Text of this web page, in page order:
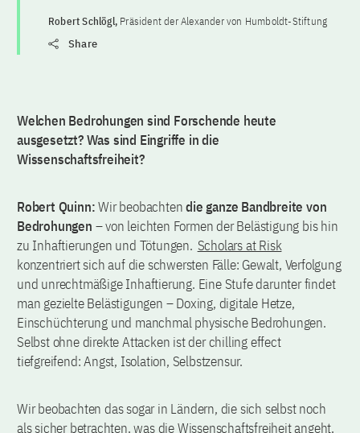
Robert Schlögl, Präsident der Alexander von Humboldt-Stiftung
Share
Welchen Bedrohungen sind Forschende heute
ausgesetzt? Was sind Eingriffe in die
Wissenschaftsfreiheit?
Robert Quinn:Wir beobachtendie ganze Bandbreite von
Bedrohungen – von leichten Formen der Belästigung bis hin
zu Inhaftierungen und Tötungen. Scholars at Risk
konzentriert sich auf die schwersten Fälle: Gewalt, Verfolgung
und unrechtmäßige Inhaftierung. Eine Stufe darunter findet
man gezielte Belästigungen – Doxing, digitale Hetze,
Einschüchterung und manchmal physische Bedrohungen.
Selbst ohne direkte Attacken ist der chilling effect
tiefgreifend: Angst, Isolation, Selbstzensur.
Wir beobachten das sogar in Ländern, die sich selbst noch
als sicher betrachten, was die Wissenschaftsfreiheit angeht,